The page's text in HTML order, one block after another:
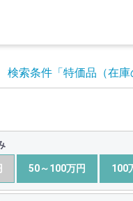
検索条件 「特価品（在庫
50～100万円 100